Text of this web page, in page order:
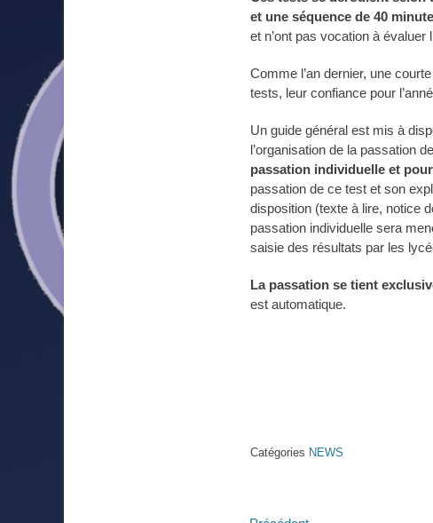
et une séquence de 40
et n’ont pas vocation à
Comme l’an dernier, une
tests, leur confiance pour
Un guide général est mis à
l’organisation de la passation
passation individuelle et
passation de ce test et son
disposition (texte à lire, notice
passation individuelle sera
saisie des résultats par les
La passation se tient
est automatique.
Catégories NEWS